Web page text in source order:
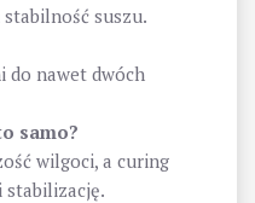
suszu.
do nawet dwóch
samo?
wilgoci, a curing
stabilizację.